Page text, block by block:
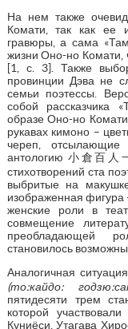
На нем также
Комати, так как ее
гравюры, а сама
жизни Оно-но Комати,
[1, с. 3]. Также
провинции Дэва не
семьи поэтессы.
собой рассказчика
образе Оно-но
рукавах кимоно –
череп,
антологию 小倉百人
стихотворений ста
выбритые на
изображенная фигура
женские роли в
совмещение
преобладающей
становилось
Аналогичная
(то:кайдо:
пятидесяти трем
которой
Куниёси, Утагава